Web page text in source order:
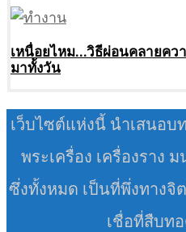
เหนื่อยไหม…วิธีผ่อนคลายคว
มาทั้งวัน
เว็บไซต์แห่งนี้ นำเสนอบ
พระเครื่อง เครื่องราง
ซึ่งทั้งหมด เป็นที่พึ่งทางจิ
เชื่อที่สืบท